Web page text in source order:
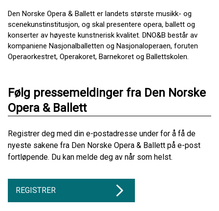
Den Norske Opera & Ballett er landets største musikk- og
scenekunstinstitusjon, og skal presentere opera, ballett og
konserter av høyeste kunstnerisk kvalitet. DNO&B består av
kompaniene Nasjonalballetten og Nasjonaloperaen, foruten
Operaorkestret, Operakoret, Barnekoret og Ballettskolen.
Følg pressemeldinger fra Den Norske
Opera & Ballett
Registrer deg med din e-postadresse under for å få de
nyeste sakene fra Den Norske Opera & Ballett på e-post
fortløpende. Du kan melde deg av når som helst.
REGISTRER